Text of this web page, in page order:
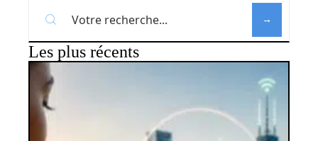
Les plus récents